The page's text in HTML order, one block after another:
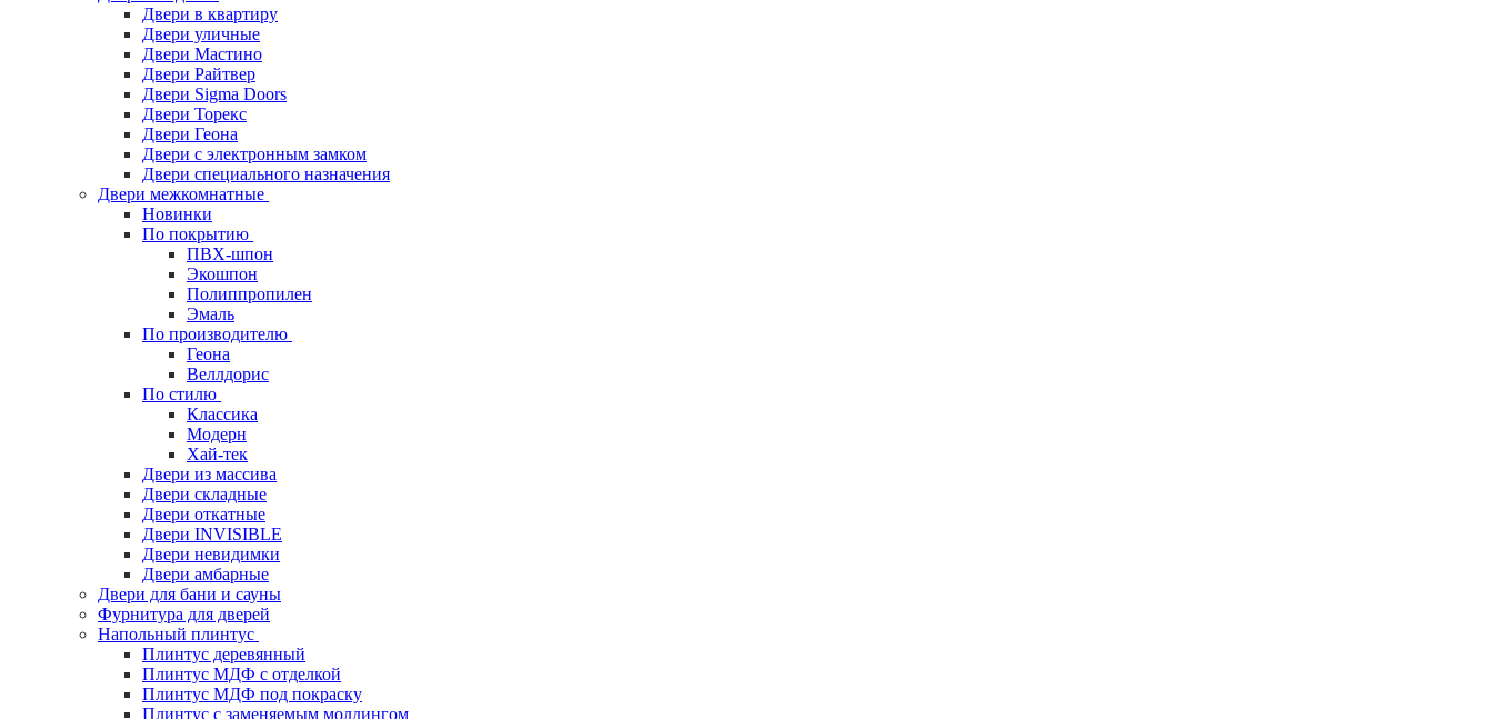
Двери в квартиру
Двери уличные
Двери Мастино
Двери Райтвер
Двери Sigma Doors
Двери Торекс
Двери Геона
Двери с электронным замком
Двери специального назначения
Двери межкомнатные
Новинки
По покрытию
ПВХ-шпон
Экошпон
Полиппропилен
Эмаль
По производителю
Геона
Веллдорис
По стилю
Классика
Модерн
Хай-тек
Двери из массива
Двери складные
Двери откатные
Двери INVISIBLE
Двери невидимки
Двери амбарные
Двери для бани и сауны
Фурнитура для дверей
Напольный плинтус
Плинтус деревянный
Плинтус МДФ с отделкой
Плинтус МДФ под покраску
Плинтус с заменяемым молдингом